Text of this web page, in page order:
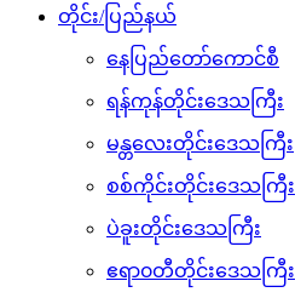
တိုင်း/ပြည်နယ်
နေပြည်တော်ကောင်စီ
ရန်ကုန်တိုင်းဒေသကြီး
မန္တလေးတိုင်းဒေသကြီး
စစ်ကိုင်းတိုင်းဒေသကြီး
ပဲခူးတိုင်းဒေသကြီး
ဧရာ၀တီတိုင်းဒေသကြီး